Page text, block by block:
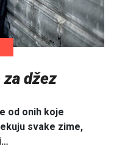
džez
od onih koje
svake zime,